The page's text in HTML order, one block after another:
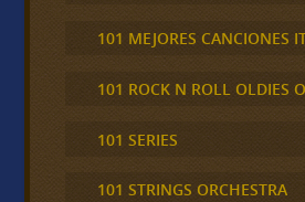
101 MEJORES CANCIONES
101 ROCK N ROLL OLDIES
101 SERIES
101 STRINGS ORCHESTRA